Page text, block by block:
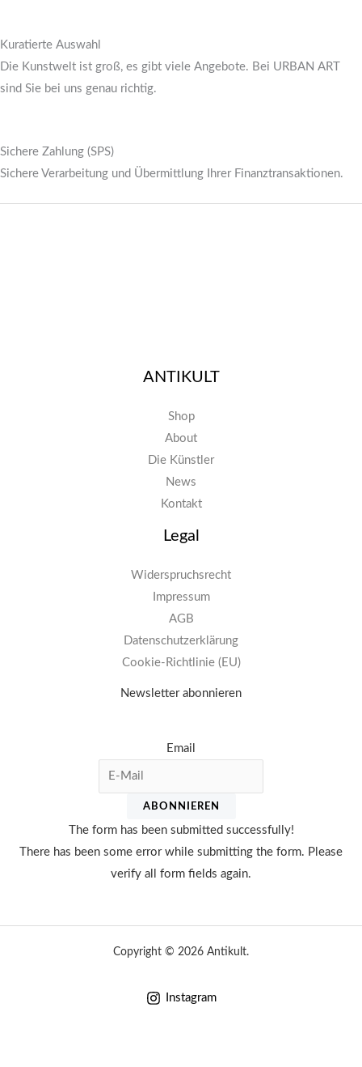
Kuratierte Auswahl
Die Kunstwelt ist groß, es gibt viele Angebote. Bei URBAN ART
sind Sie bei uns genau richtig.
Sichere Zahlung (SPS)
Sichere Verarbeitung und Übermittlung Ihrer Finanztransaktionen.
ANTIKULT
Shop
About
Die Künstler
News
Kontakt
Legal
Widerspruchsrecht
Impressum
AGB
Datenschutzerklärung
Cookie-Richtlinie (EU)
Newsletter abonnieren
Email
ABONNIEREN
The form has been submitted successfully!
There has been some error while submitting the form. Please
verify all form fields again.
Copyright © 2026 Antikult.
Instagram